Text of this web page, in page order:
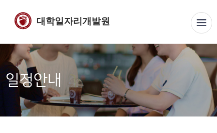
대학일자리개발원
일정안내